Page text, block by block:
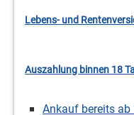
Lebens- und
Auszahlung binnen 18
Ankauf bereits ab